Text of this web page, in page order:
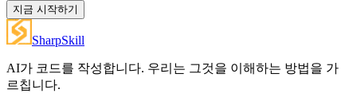
지금 시작하기
SharpSkill
AI가 코드를 작성합니다. 우리는 그것을 이해하는 방법을 가
르칩니다.